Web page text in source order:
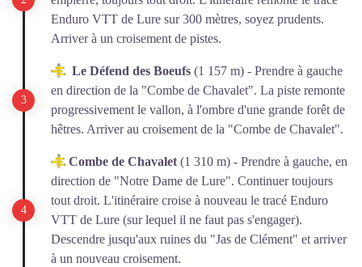
Enduro VTT de Lure sur 300 mètres, soyez prudents.
Arriver à un croisement de pistes.
Le Défend des Boeufs (1 157 m) - Prendre à gauche
en direction de la "Combe de Chavalet". La piste remonte
progressivement le vallon, à l'ombre d'une grande forêt de
hêtres. Arriver au croisement de la "Combe de Chavalet".
Combe de Chavalet (1 310 m) - Prendre à gauche, en
direction de "Notre Dame de Lure". Continuer toujours
tout droit. L'itinéraire croise à nouveau le tracé Enduro
VTT de Lure (sur lequel il ne faut pas s'engager).
Descendre jusqu'aux ruines du "Jas de Clément" et arriver
à un nouveau croisement.